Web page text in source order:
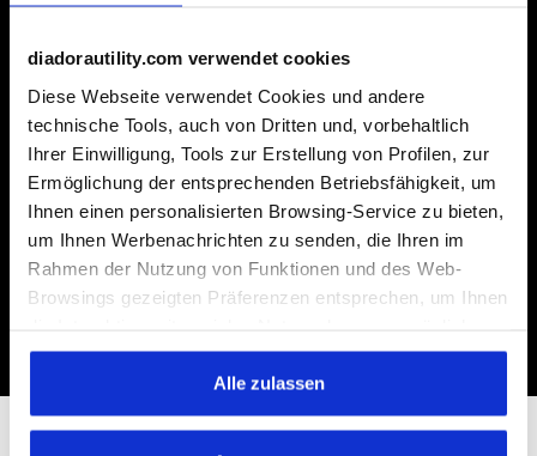
diadorautility.com verwendet cookies
Diese Webseite verwendet Cookies und andere
technische Tools, auch von Dritten und, vorbehaltlich
Ihrer Einwilligung, Tools zur Erstellung von Profilen, zur
Ermöglichung der entsprechenden Betriebsfähigkeit, um
Ihnen einen personalisierten Browsing-Service zu bieten,
um Ihnen Werbenachrichten zu senden, die Ihren im
Rahmen der Nutzung von Funktionen und des Web-
Browsings gezeigten Präferenzen entsprechen, um Ihnen
und/oder um Ihr Verhalten auf der Webseite zu
analysieren und zu überwachen. Wenn Sie auf
"Annehmen" klicken, erteilen Sie die Einwilligung zur
Alle zulassen
Einige unserer Dienstleistungen
Versand auf Anfrage möglich
Entdecken Sie den Service
Abonnieren Sie den Newsletter